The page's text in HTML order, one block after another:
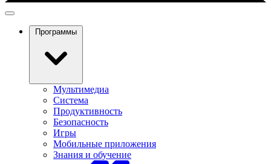
Программы
Мультимедиа
Система
Продуктивность
Безопасность
Игры
Мобильные приложения
Знания и обучение